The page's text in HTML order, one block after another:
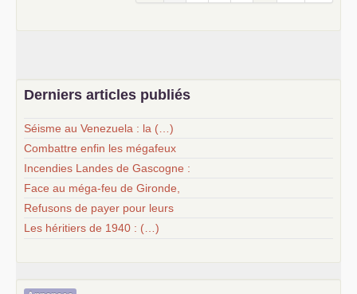
Derniers articles publiés
Séisme au Venezuela : la (…)
Combattre enfin les mégafeux
Incendies Landes de Gascogne :
Face au méga-feu de Gironde,
Refusons de payer pour leurs
Les héritiers de 1940 : (…)